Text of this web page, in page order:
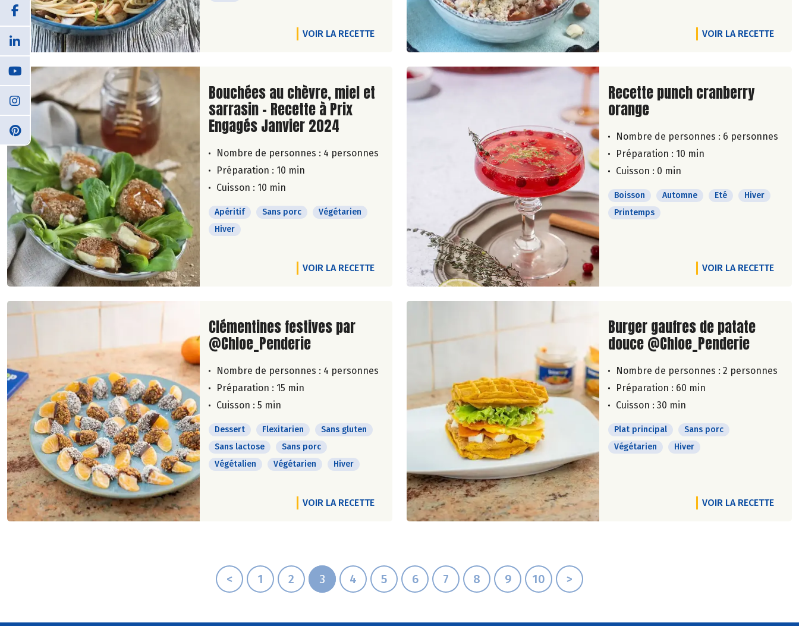
VOIR LA RECETTE VOIR LA RECETTE
Lire la suite de la recette
Bouchées au chèvre, miel et
sarrasin - Recette à Prix
Engagés Janvier 2024
Nombre de personnes : 4 personnes
Préparation : 10 min
Cuisson : 10 min
Apéritif Sans porc
Végétarien
Hiver
VOIR LA RECETTE
Lire la suite de la recette
Recette punch cranberry
orange
Nombre de personnes : 6 personnes
Préparation : 10 min
Cuisson : 0 min
Boisson Automne Eté
Hiver
Printemps
VOIR LA RECETTE
Lire la suite de la recette
Clémentines festives par
@Chloe_Penderie
Nombre de personnes : 4 personnes
Préparation : 15 min
Cuisson : 5 min
Dessert Flexitarien
Sans gluten
Sans lactose
Sans porc
Végétalien
Végétarien Hiver
VOIR LA RECETTE
Lire la suite de la recette
Burger gaufres de patate
douce @Chloe_Penderie
Nombre de personnes : 2 personnes
Préparation : 60 min
Cuisson : 30 min
Plat principal
Sans porc
Végétarien
Hiver
VOIR LA RECETTE
< 1 2 3 4 5 6 7 8 9 10 >